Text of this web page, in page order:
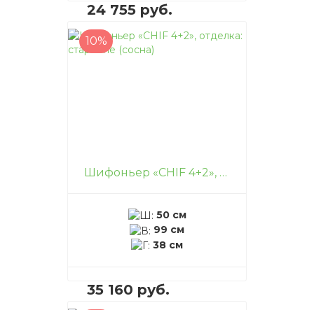
24 755 руб.
– +
10%
Шифоньер «CHIF 4+2», отделка: старение (сосна)
50 см
99 см
38 см
35 160 руб.